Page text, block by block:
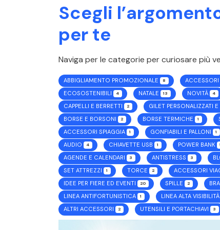
Scegli
per te
Naviga per le categorie per curiosare più
ABBIGLIAMENTO PROMOZIONALE 8
ECOSOSTENIBILI 4 NATALE 13 NOVITÀ 4
CAPPELLI E BERRETTI 2 GILET PERSONALIZZATI
BORSE E BORSONI 2 BORSE TERMICHE 1
ACCESSORI SPIAGGIA 1 GONFIABILI E PALLONI 1
AUDIO 4 CHIAVETTE USB 1 POWER BANK 1
AGENDE E CALENDARI 3 ANTISTRESS 3
SET ATTREZZI 1 TORCE 2 ACCESSORI
IDEE PER FIERE ED EVENTI 20 SPILLE 2
LINEA ANTIFORTUNISTICA 1 LINEA ALTA VISIBILITÀ
ALTRI ACCESSORI 2 UTENSILI E PORTACHIAVI 3